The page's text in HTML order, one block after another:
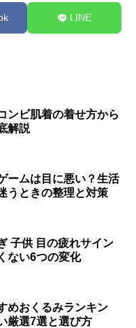
LINE
ンビ肌着の着せ方から
解説
ームは目に悪い？生活
うときの整理と対策
子供 目の疲れサイン
ない6つの変化
めおくるみランキン
厳選7選と選び方